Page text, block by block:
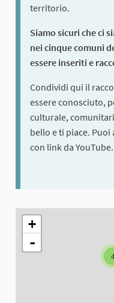
territorio.
Siamo sicuri che ci
nei cinque comuni
essere inseriti e
Condividi qui il
essere conosciuto,
culturale,
bello e ti piace.
con link da
L'elemento seguente
+
-